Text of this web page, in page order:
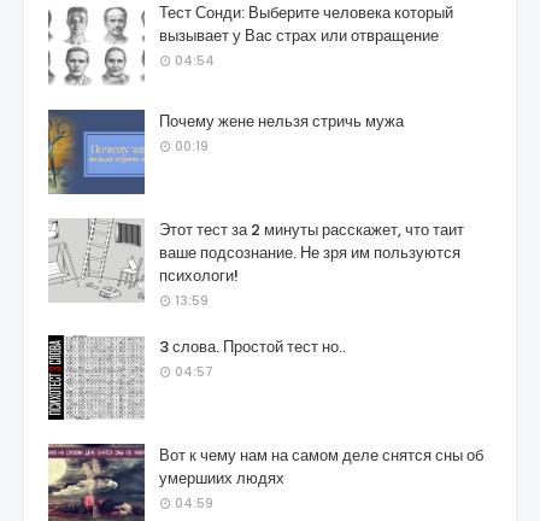
Тест Сонди: Выберите человека который
вызывает у Вас страх или отвращение
04:54
Почему жене нельзя стричь мужа
00:19
Этот тест за 2 минуты расскажет, что таит
ваше подсознание. Не зря им пользуются
психологи!
13:59
3 слова. Простой тест но..
04:57
Вот к чему нам на самом деле снятся сны об
умершиих людях
04:59